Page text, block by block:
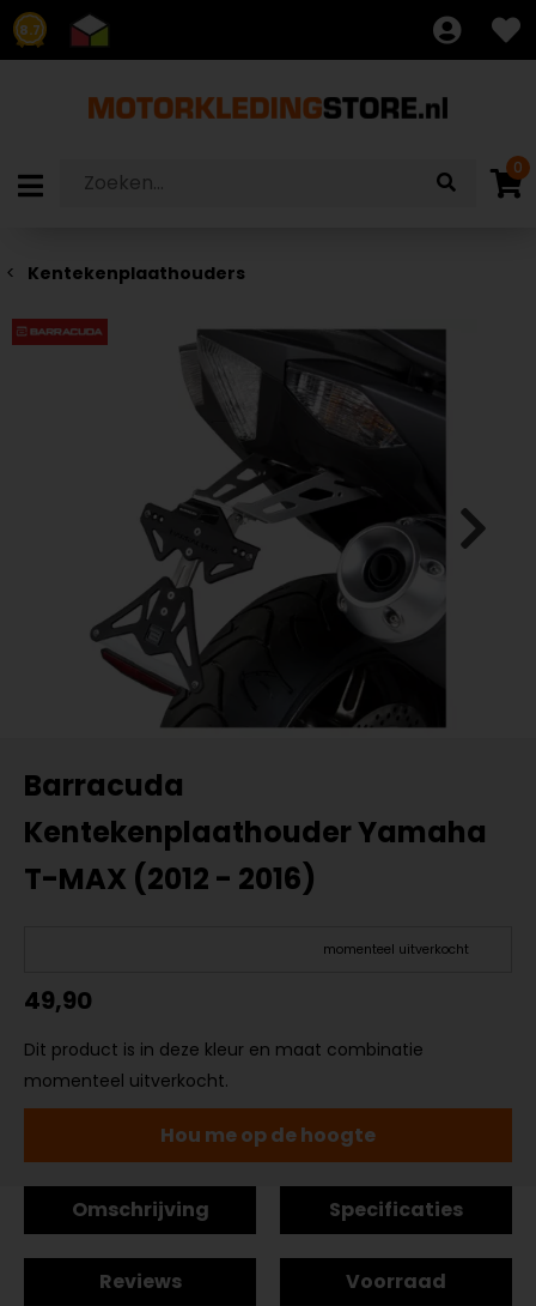
8.7
0
Kentekenplaathouders
Barracuda
Kentekenplaathouder Yamaha
T-MAX (2012 - 2016)
momenteel uitverkocht
49,90
Dit product is in deze kleur en maat combinatie
momenteel uitverkocht.
Hou me op de hoogte
Omschrijving Specificaties
Reviews
Voorraad